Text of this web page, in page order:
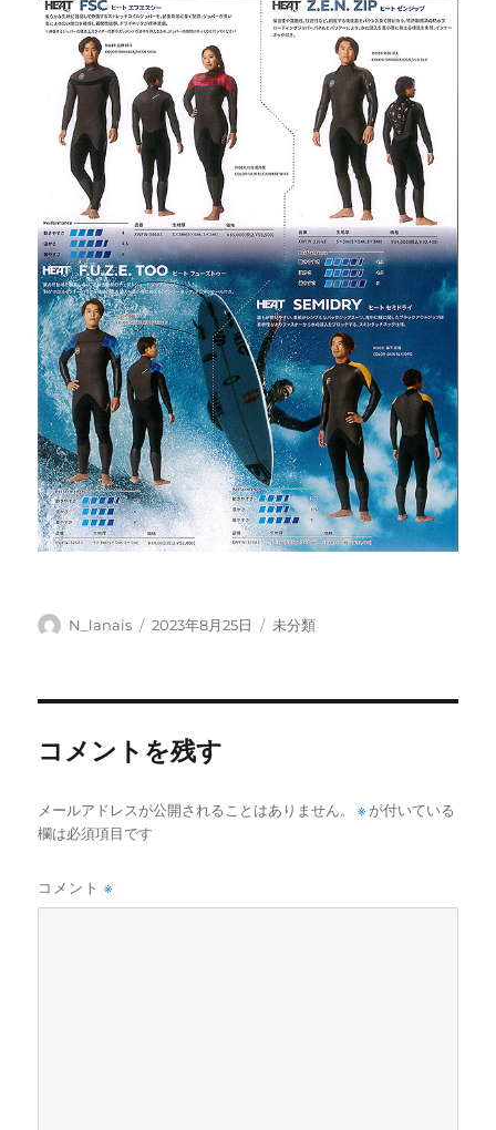
投
N_lanais
投
2023年8月25日
カ
未分類
コメントを残す
メールアドレスが公開されることはありません。 ※が付いている
欄は必須項目です
コメント※